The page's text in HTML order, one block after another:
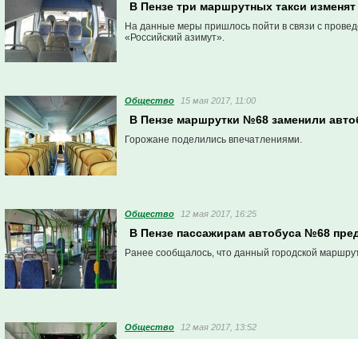
В Пензе три маршрутных такси
На данные меры пришлось пойти в связи с
«Российский азимут».
Общество 15 мая 2017, 11:00
В Пензе маршрутки №68 заменили
Горожане поделились впечатлениями.
Общество 12 мая 2017, 16:25
В Пензе пассажирам автобуса №68
Ранее сообщалось, что данный городской
Общество 12 мая 2017, 13:52